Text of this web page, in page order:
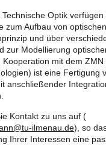
Optik
zum Aufbau von
und über
zur Modellierung
Kooperation mit dem
ist eine Fertigung
anschließender
Kontakt zu uns auf (
ilmenau.de), so
Ihrer Interessen eine